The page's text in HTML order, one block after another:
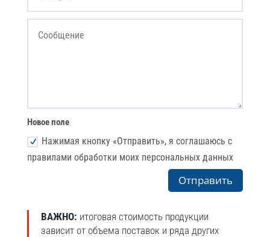
Новое поле
Нажимая кнопку «Отправить», я соглашаюсь с
правилами обработки моих персональных данных
Отправить
ВАЖНО: итоговая стоимость продукции
зависит от объема поставок и ряда других